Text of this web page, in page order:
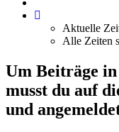
Aktuelle
Alle Zeiten
Um Beiträge in
musst du auf
und